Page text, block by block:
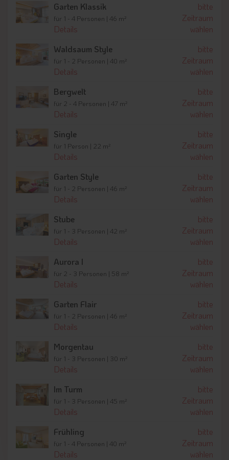
Skiverbunds Europas gilt als
Moderne SeilbahnenundLifte, schneesichere Pisten,
Möglichkeiten zur Einkehr sowie weiteren Attraktionen wie
lassen keine Wünsche für den Winterurlaub offen.
Garten Klassik
für 1 - 4 Personen | 46 m²
Details
bitte
Zeitraum
wählen
Waldsaum Style
für 1 - 2 Personen | 40 m²
Details
bitte
Zeitraum
wählen
Bergwelt
für 2 - 4 Personen | 47 m²
Details
bitte
Zeitraum
wählen
Single
für 1 Person | 22 m²
Details
bitte
Zeitraum
wählen
Garten Style
für 1 - 2 Personen | 46 m²
Details
bitte
Zeitraum
wählen
Stube
für 1 - 3 Personen | 42 m²
Details
bitte
Zeitraum
wählen
Aurora I
für 2 - 3 Personen | 58 m²
Details
bitte
Zeitraum
wählen
Garten Flair
für 1 - 2 Personen | 46 m²
Details
bitte
Zeitraum
wählen
Morgentau
für 1 - 3 Personen | 30 m²
Details
bitte
Zeitraum
wählen
Im Turm
für 1 - 3 Personen | 45 m²
Details
bitte
Zeitraum
wählen
Frühling
für 1 - 4 Personen | 40 m²
Details
bitte
Zeitraum
wählen